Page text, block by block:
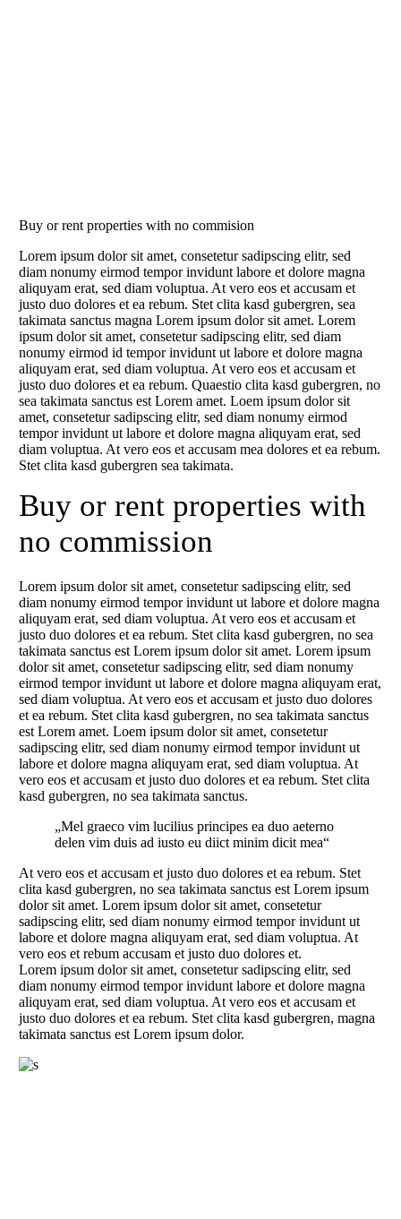
Buy or rent properties with no commision
Lorem ipsum dolor sit amet, consetetur sadipscing elitr, sed
diam nonumy eirmod tempor invidunt labore et dolore magna
aliquyam erat, sed diam voluptua. At vero eos et accusam et
justo duo dolores et ea rebum. Stet clita kasd gubergren, sea
takimata sanctus magna Lorem ipsum dolor sit amet. Lorem
ipsum dolor sit amet, consetetur sadipscing elitr, sed diam
nonumy eirmod id tempor invidunt ut labore et dolore magna
aliquyam erat, sed diam voluptua. At vero eos et accusam et
justo duo dolores et ea rebum. Quaestio clita kasd gubergren, no
sea takimata sanctus est Lorem amet. Loem ipsum dolor sit
amet, consetetur sadipscing elitr, sed diam nonumy eirmod
tempor invidunt ut labore et dolore magna aliquyam erat, sed
diam voluptua. At vero eos et accusam mea dolores et ea rebum.
Stet clita kasd gubergren sea takimata.
Buy or rent properties with
no commission
Lorem ipsum dolor sit amet, consetetur sadipscing elitr, sed
diam nonumy eirmod tempor invidunt ut labore et dolore magna
aliquyam erat, sed diam voluptua. At vero eos et accusam et
justo duo dolores et ea rebum. Stet clita kasd gubergren, no sea
takimata sanctus est Lorem ipsum dolor sit amet. Lorem ipsum
dolor sit amet, consetetur sadipscing elitr, sed diam nonumy
eirmod tempor invidunt ut labore et dolore magna aliquyam erat,
sed diam voluptua. At vero eos et accusam et justo duo dolores
et ea rebum. Stet clita kasd gubergren, no sea takimata sanctus
est Lorem amet. Loem ipsum dolor sit amet, consetetur
sadipscing elitr, sed diam nonumy eirmod tempor invidunt ut
labore et dolore magna aliquyam erat, sed diam voluptua. At
vero eos et accusam et justo duo dolores et ea rebum. Stet clita
kasd gubergren, no sea takimata sanctus.
„Mel graeco vim lucilius principes ea duo aeterno
delen vim duis ad iusto eu diict minim dicit mea“
At vero eos et accusam et justo duo dolores et ea rebum. Stet
clita kasd gubergren, no sea takimata sanctus est Lorem ipsum
dolor sit amet. Lorem ipsum dolor sit amet, consetetur
sadipscing elitr, sed diam nonumy eirmod tempor invidunt ut
labore et dolore magna aliquyam erat, sed diam voluptua. At
vero eos et rebum accusam et justo duo dolores et.
Lorem ipsum dolor sit amet, consetetur sadipscing elitr, sed
diam nonumy eirmod tempor invidunt labore et dolore magna
aliquyam erat, sed diam voluptua. At vero eos et accusam et
justo duo dolores et ea rebum. Stet clita kasd gubergren, magna
takimata sanctus est Lorem ipsum dolor.